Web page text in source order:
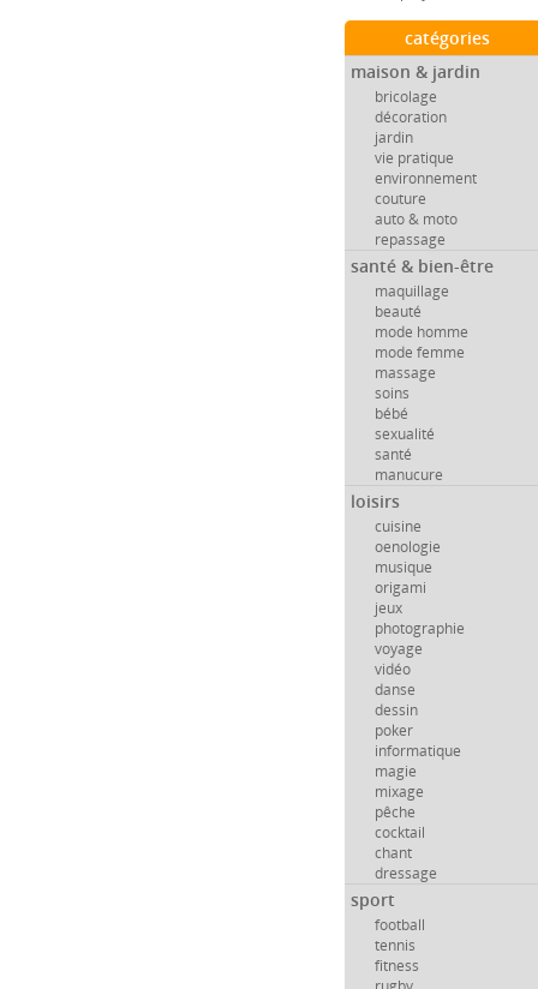
catégories
maison & jardin
bricolage
décoration
jardin
vie pratique
environnement
couture
auto & moto
repassage
santé & bien-être
maquillage
beauté
mode homme
mode femme
massage
soins
bébé
sexualité
santé
manucure
loisirs
cuisine
oenologie
musique
origami
jeux
photographie
voyage
vidéo
danse
dessin
poker
informatique
magie
mixage
pêche
cocktail
chant
dressage
sport
football
tennis
fitness